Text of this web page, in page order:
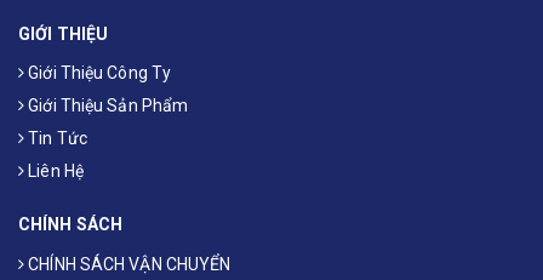
GIỚI THIỆU
Giới Thiệu Công Ty
Giới Thiệu Sản Phẩm
Tin Tức
Liên Hệ
CHÍNH SÁCH
CHÍNH SÁCH VẬN CHUYỂN